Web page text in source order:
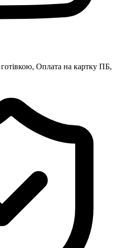
Оплата на картку ПБ,